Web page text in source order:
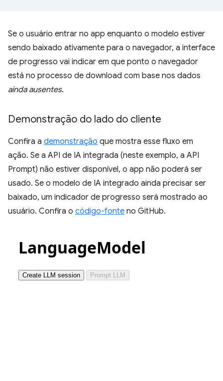
Se o usuário entrar no app enquanto o modelo estiver
sendo baixado ativamente para o navegador, a interface
de progresso vai indicar em que ponto o navegador
está no processo de download com base nos dados
ainda ausentes.
Demonstração do lado do cliente
Confira a demonstração que mostra esse fluxo em
ação. Se a API de IA integrada (neste exemplo, a API
Prompt) não estiver disponível, o app não poderá ser
usado. Se o modelo de IA integrado ainda precisar ser
baixado, um indicador de progresso será mostrado ao
usuário. Confira o código-fonte no GitHub.